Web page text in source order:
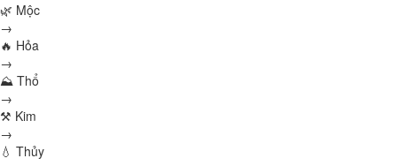
🌿 Mộc
→
🔥 Hỏa
→
⛰ Thổ
→
⚒ Kim
→
💧 Thủy